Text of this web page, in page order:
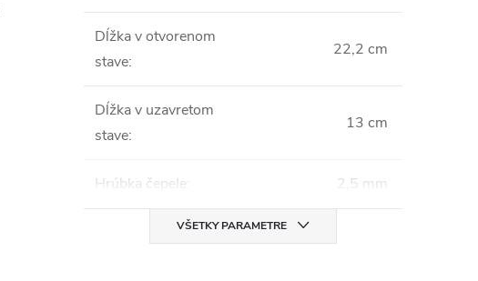
Dĺžka v otvorenom
stave:
22,2 cm
Dĺžka v uzavretom
stave:
13 cm
Hrúbka čepele: 2,5 mm
VŠETKY PARAMETRE